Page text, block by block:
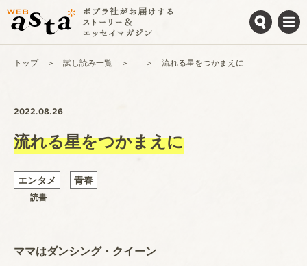
トップ 試し読み一覧 流れる星をつかまえに
2022.08.26
流れる星をつかまえに
エンタメ 青春
読書
ママはダンシング・クイーン